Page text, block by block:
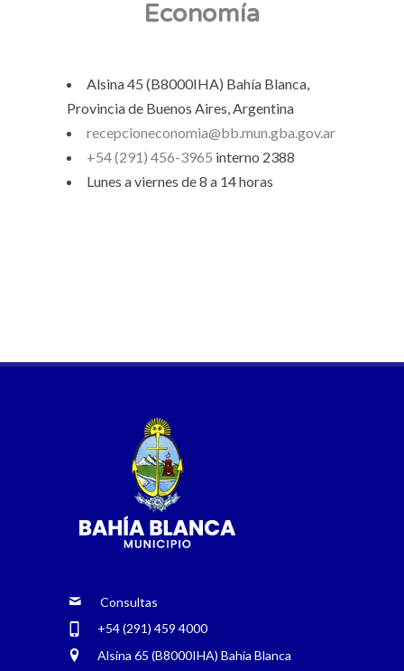
Economía
Alsina 45 (B8000IHA) Bahía Blanca,
Provincia de Buenos Aires, Argentina
recepcioneconomia@bb.mun.gba.gov.ar
+54 (291) 456-3965 interno 2388
Lunes a viernes de 8 a 14 horas
Consultas
+54 (291) 459 4000
Alsina 65 (B8000IHA) Bahía Blanca